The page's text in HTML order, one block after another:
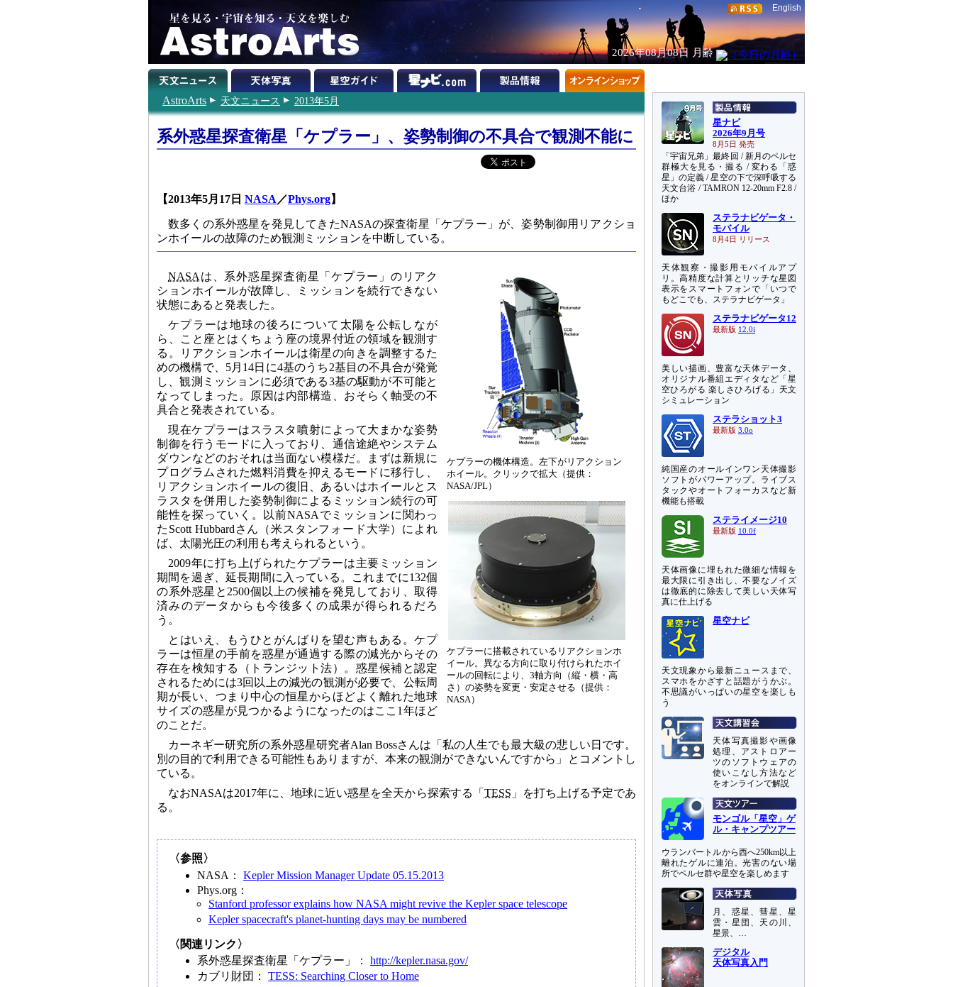
English
2026年08月08日 月齢
AstroArts 天文ニュース 2013年5月
系外惑星探査衛星「ケプラー」、姿勢制御の不具合で観測不能に
【2013年5月17日 NASA ／Phys.org】
数多くの系外惑星を発見してきたNASAの探査衛星「ケプラー」が、姿勢制御用リアクショ
ンホイールの故障のため観測ミッションを中断している。
ケプラーの機体構造。左下がリアクション
ホイール。クリックで拡大（提供：
NASA/JPL）
ケプラーに搭載されているリアクションホ
イール。異なる方向に取り付けられたホイ
ールの回転により、3軸方向（縦・横・高
さ）の姿勢を変更・安定させる（提供：
NASA）
NASA は、系外惑星探査衛星「ケプラー」のリアク
ションホイールが故障し、ミッションを続行できない
状態にあると発表した。
ケプラーは地球の後ろについて太陽を公転しなが
ら、こと座とはくちょう座の境界付近の領域を観測す
る。リアクションホイールは衛星の向きを調整するた
めの機構で、5月14日に4基のうち2基目の不具合が発覚
し、観測ミッションに必須である3基の駆動が不可能と
なってしまった。原因は内部構造、おそらく軸受の不
具合と発表されている。
現在ケプラーはスラスタ噴射によって大まかな姿勢
制御を行うモードに入っており、通信途絶やシステム
ダウンなどのおそれは当面ない模様だ。まずは新規に
プログラムされた燃料消費を抑えるモードに移行し、
リアクションホイールの復旧、あるいはホイールとス
ラスタを併用した姿勢制御によるミッション続行の可
能性を探っていく。以前NASAでミッションに関わっ
たScott Hubbardさん（米スタンフォード大学）によれ
ば、太陽光圧の利用も考えられるという。
2009年に打ち上げられたケプラーは主要ミッション
期間を過ぎ、延長期間に入っている。これまでに132個
の系外惑星と2500個以上の候補を発見しており、取得
済みのデータからも今後多くの成果が得られるだろ
う。
とはいえ、もうひとがんばりを望む声もある。ケプ
ラーは恒星の手前を惑星が通過する際の減光からその
存在を検知する（トランジット法）。惑星候補と認定
されるためには3回以上の減光の観測が必要で、公転周
期が長い、つまり中心の恒星からほどよく離れた地球
サイズの惑星が見つかるようになったのはここ1年ほど
のことだ。
カーネギー研究所の系外惑星研究者Alan Bossさんは「私の人生でも最大級の悲しい日です。
別の目的で利用できる可能性もありますが、本来の観測ができないんですから」とコメントし
ている。
なおNASAは2017年に、地球に近い惑星を全天から探索する「 TESS 」を打ち上げる予定であ
る。
〈参照〉
NASA： Kepler Mission Manager Update 05.15.2013
Phys.org：
Stanford professor explains how NASA might revive the Kepler space telescope
Kepler spacecraft's planet-hunting days may be numbered
〈関連リンク〉
系外惑星探査衛星「ケプラー」： http://kepler.nasa.gov/
カブリ財団： TESS: Searching Closer to Home
星ナビ
2026年9月号
8月5日 発売
「宇宙兄弟」最終回 / 新月のペルセ
群極大を見る・撮る / 変わる「惑
星」の定義 / 星空の下で深呼吸する
天文台浴 / TAMRON 12-20mm F2.8 /
ほか
ステラナビゲータ・
モバイル
8月4日 リリース
天体観察・撮影用モバイルアプ
リ。高精度な計算とリッチな星図
表示をスマートフォンで「いつで
もどこでも、ステラナビゲータ」
ステラナビゲータ12
最新版 12.0i
美しい描画、豊富な天体データ、
オリジナル番組エディタなど「星
空ひろがる 楽しさひろげる」天文
シミュレーション
ステラショット3
最新版 3.0o
純国産のオールインワン天体撮影
ソフトがパワーアップ。ライブス
タックやオートフォーカスなど新
機能も搭載
ステライメージ10
最新版 10.0f
天体画像に埋もれた微細な情報を
最大限に引き出し、不要なノイズ
は徹底的に除去して美しい天体写
真に仕上げる
星空ナビ
天文現象から最新ニュースまで、
スマホをかざすと話題がうかぶ。
不思議がいっぱいの星空を楽しも
う
天体写真撮影や画像
処理、アストロアー
ツのソフトウェアの
使いこなし方法など
をオンラインで解説
モンゴル「星空」ゲ
ル・キャンプツアー
ウランバートルから西へ250km以上
離れたゲルに連泊。光害のない場
所でペルセ群や星空を楽しめます
月、惑星、彗星、星
雲・星団、天の川、
星景、…
デジタル
天体写真入門